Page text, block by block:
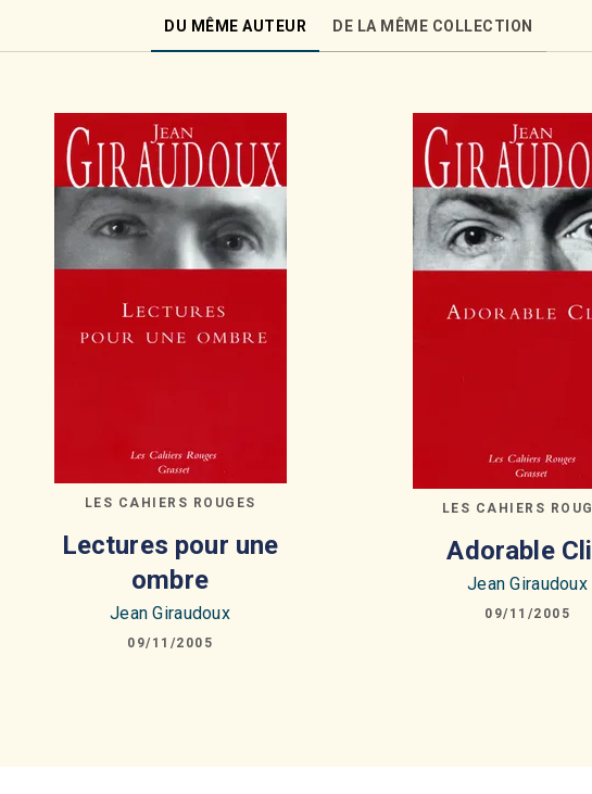
DU MÊME AUTEUR DE LA MÊME COLLECTION
LES CAHIERS ROUGES
Lectures pour une
ombre
Jean Giraudoux
09/11/2005
LES CAHIERS
Adorable
Jean Giraudoux
09/11/2005